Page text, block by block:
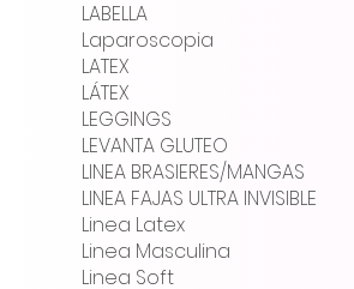
LABELLA
Laparoscopia
LATEX
LÁTEX
LEGGINGS
LEVANTA GLUTEO
LINEA BRASIERES/MANGAS
LINEA FAJAS ULTRA INVISIBLE
Linea Latex
Linea Masculina
Linea Soft